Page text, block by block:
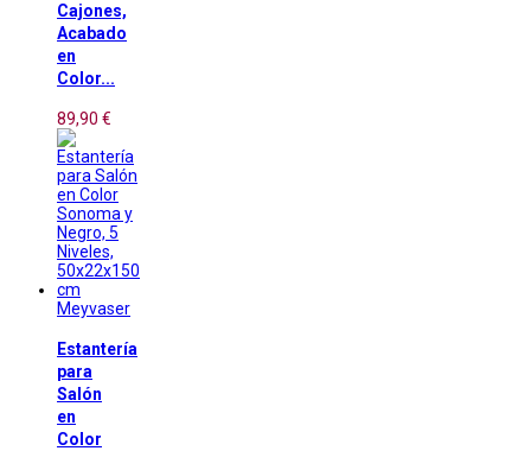
Cajones,
Acabado
en
Color...
89,90 €
Meyvaser
Estantería
para
Salón
en
Color